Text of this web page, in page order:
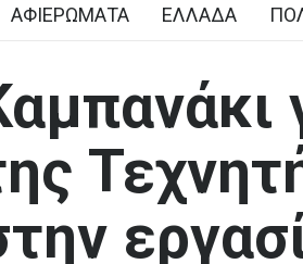
ΑΦΙΕΡΩΜΑΤΑ ΕΛΛΑΔΑ